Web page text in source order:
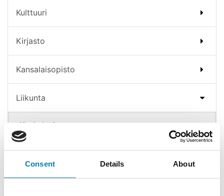
Consent Details About
Kulttuuri
Kirjasto
Kansalaisopisto
Liikunta
Ajankohtaista
Ohjattu liikunta
Vesijumpat
Aikuiset ja ikäihmiset